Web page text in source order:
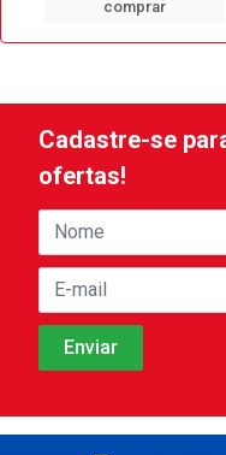
comprar
Cadastre-se
ofertas!